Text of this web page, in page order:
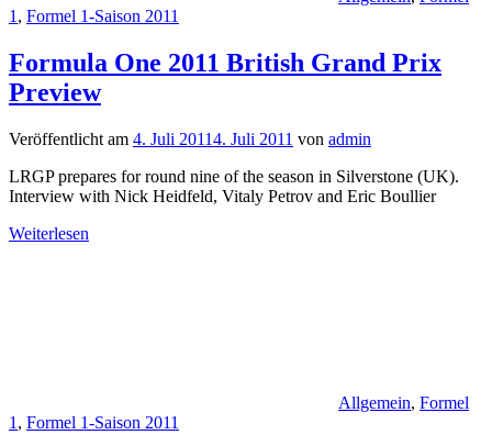
1 , Formel 1-Saison 2011
Formula One 2011 British Grand Prix
Preview
Veröffentlicht am 4. Juli 20114. Juli 2011 von admin
LRGP prepares for round nine of the season in Silverstone (UK).
Interview with Nick Heidfeld, Vitaly Petrov and Eric Boullier
Weiterlesen
Allgemein, Formel
1 , Formel 1-Saison 2011